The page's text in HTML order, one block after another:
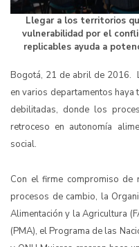
Llegar a los territorios
vulnerabilidad por el
replicables ayuda a
Bogotá, 21 de abril de 2016.
en varios departamentos
debilitadas, donde los
retroceso en autonomía
social.
Con el firme compromiso de
procesos de cambio, la
Alimentación y la Agricultura
(PMA), el Programa de las